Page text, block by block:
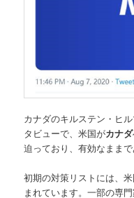
カナダのキルステン・ヒ
タビューで、米国がカナダ
迫っており、有効なままで
初期の対策リストには、
まれています。一部の専